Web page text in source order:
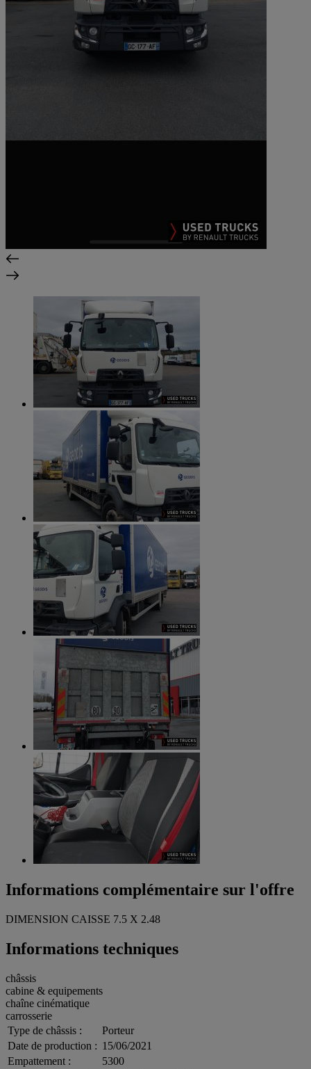
Informations complémentaire sur l'offre
DIMENSION CAISSE 7.5 X 2.48
Informations techniques
châssis
cabine & equipements
chaîne cinématique
carrosserie
Type de châssis :
Porteur
Date de production : 15/06/2021
Empattement :
5300